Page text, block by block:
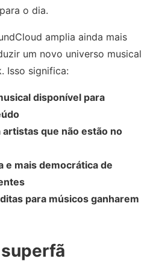
o dia.
amplia ainda mais
um novo universo musical
Isso significa:
disponível para
que não estão no
e mais democrática de
para músicos ganharem